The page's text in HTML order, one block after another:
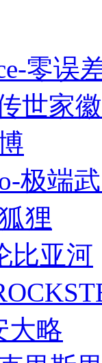
零误
世家徽
极端
狸
比亚河
大略